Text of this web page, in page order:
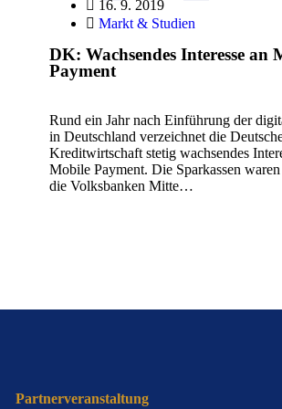
16. 9. 2019
Markt & Studien
DK: Wachsendes Interesse an
Payment
Rund ein Jahr nach Einführung der
in Deutschland verzeichnet die
Kreditwirtschaft stetig wachsendes
Mobile Payment. Die Sparkassen
die Volksbanken Mitte…
Partnerveranstaltung